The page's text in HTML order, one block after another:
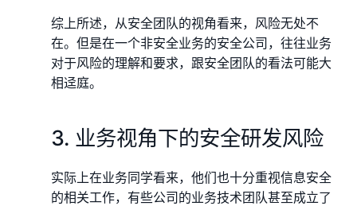
综上所述，从安全团队的视⻆看来，⻛险无处不
在。但是在一个非安全业务的安全公司，往往业务
对于⻛险的理解和要求，跟安全团队的看法可能大
相迳庭。
3. 业务视⻆下的安全研发⻛险
实际上在业务同学看来，他们也十分重视信息安全
的相关工作，有些公司的业务技术团队甚至成立了